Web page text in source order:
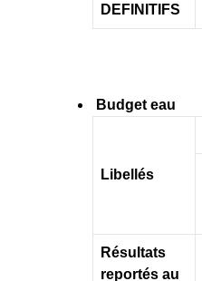
DEFINITIFS
Budget eau
Libellés
Résultats
reportés au